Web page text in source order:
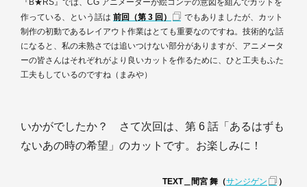
『B★RS』では、CG アニメーターが絵コンテの意図を組んでカットを
作っている、という話は 前回（第 3 回）
でもありましたが、カット
制作の初動であるレイアウト作業はとても重要なのですね。技術的な話
になると、私の未熟さでは追いつけない部分がありますが、アニメータ
ーの皆さんはそれぞれがより良いカットを作るために、ひと工夫もふた
工夫もしているのですね（まみや）
いかがでしたか？ さて次回は、第 6 話「あるはずも
ないあの時の希望」のカットです。お楽しみに！
TEXT＿間宮 舞（サンジゲン ）